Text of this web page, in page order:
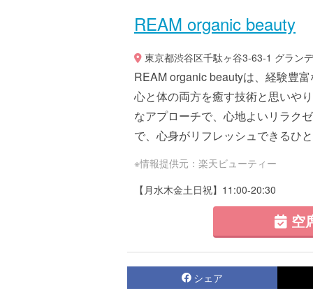
REAM organic beauty
東京都渋谷区千駄ヶ谷3-63-1 グラン
REAM organic beautyは、経験豊
心と体の両方を癒す技術と思いや
なアプローチで、心地よいリラク
で、心身がリフレッシュできるひ
※情報提供元：楽天ビューティー
【月水木金土日祝】11:00-20:30
空
シェア